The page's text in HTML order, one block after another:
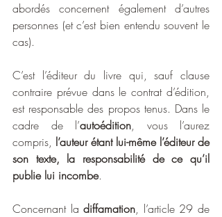
abordés concernent également d’autres
personnes (et c’est bien entendu souvent le
cas).
C’est l’éditeur du livre qui, sauf clause
contraire prévue dans le contrat d’édition,
est responsable des propos tenus. Dans le
cadre de l’autoédition, vous l’aurez
compris, l’auteur étant lui-même l’éditeur de
son texte, la responsabilité de ce qu’il
publie lui incombe.
Concernant la diffamation, l’article 29 de